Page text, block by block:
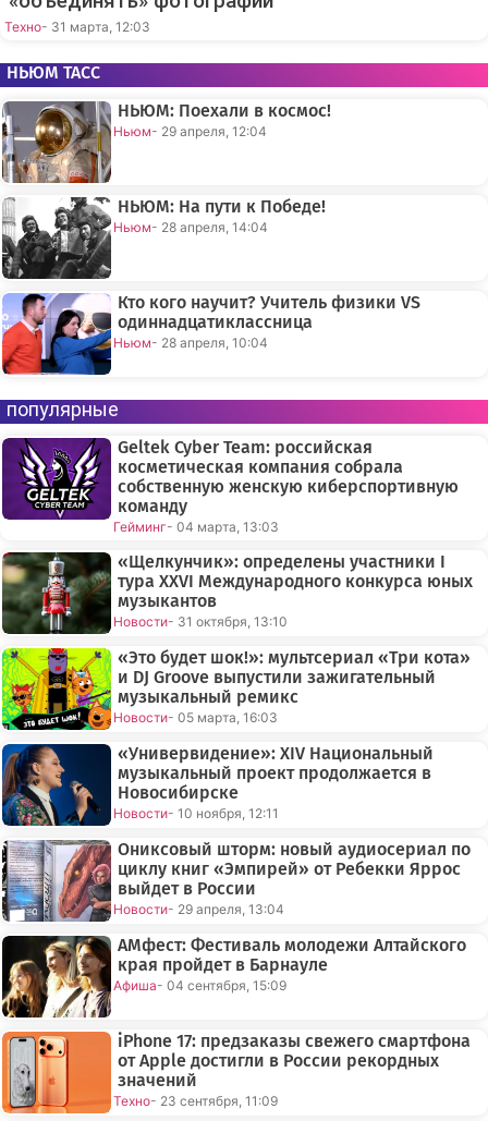
Техно- 31 марта, 12:03
НЬЮМ ТАСС
НЬЮМ: Поехали в космос!
Ньюм- 29 апреля, 12:04
НЬЮМ: На пути к Победе!
Ньюм- 28 апреля, 14:04
Кто кого научит? Учитель физики VS
одиннадцатиклассница
Ньюм- 28 апреля, 10:04
популярные
Geltek Cyber Team: российская
косметическая компания собрала
собственную женскую киберспортивную
команду
Гейминг- 04 марта, 13:03
«Щелкунчик»: определены участники I
тура XXVI Международного конкурса юных
музыкантов
Новости- 31 октября, 13:10
«Это будет шок!»: мультсериал «Три кота»
и DJ Groove выпустили зажигательный
музыкальный ремикс
Новости- 05 марта, 16:03
«Универвидение»: XIV Национальный
музыкальный проект продолжается в
Новосибирске
Новости- 10 ноября, 12:11
Ониксовый шторм: новый аудиосериал по
циклу книг «Эмпирей» от Ребекки Яррос
выйдет в России
Новости- 29 апреля, 13:04
АМфест: Фестиваль молодежи Алтайского
края пройдет в Барнауле
Афиша- 04 сентября, 15:09
iPhone 17: предзаказы свежего смартфона
от Apple достигли в России рекордных
значений
Техно- 23 сентября, 11:09